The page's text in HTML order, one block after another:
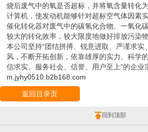
烧后废气中的氧是否超标，并将氧含量转化
计算机，使发动机能够针对超标空气体因素
催化转化器对废气中的碳氢化合物、一氧化
较大的转化效率，较大限度地做好排放污染
本公司坚持“团结拼搏、锐意进取、严谨求实
风，不断开拓创新，依靠雄厚的实力、科学
信求实、服务社会、信誉、用户至上”的企业
m.jyhy0510.b2b168.com
返回目录页
回到顶部